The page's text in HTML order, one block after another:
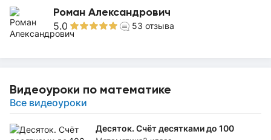
Роман Александрович
5.0 53 отзыва
Видеоуроки по математике
Все видеоуроки
Десяток. Счёт десятками до 100